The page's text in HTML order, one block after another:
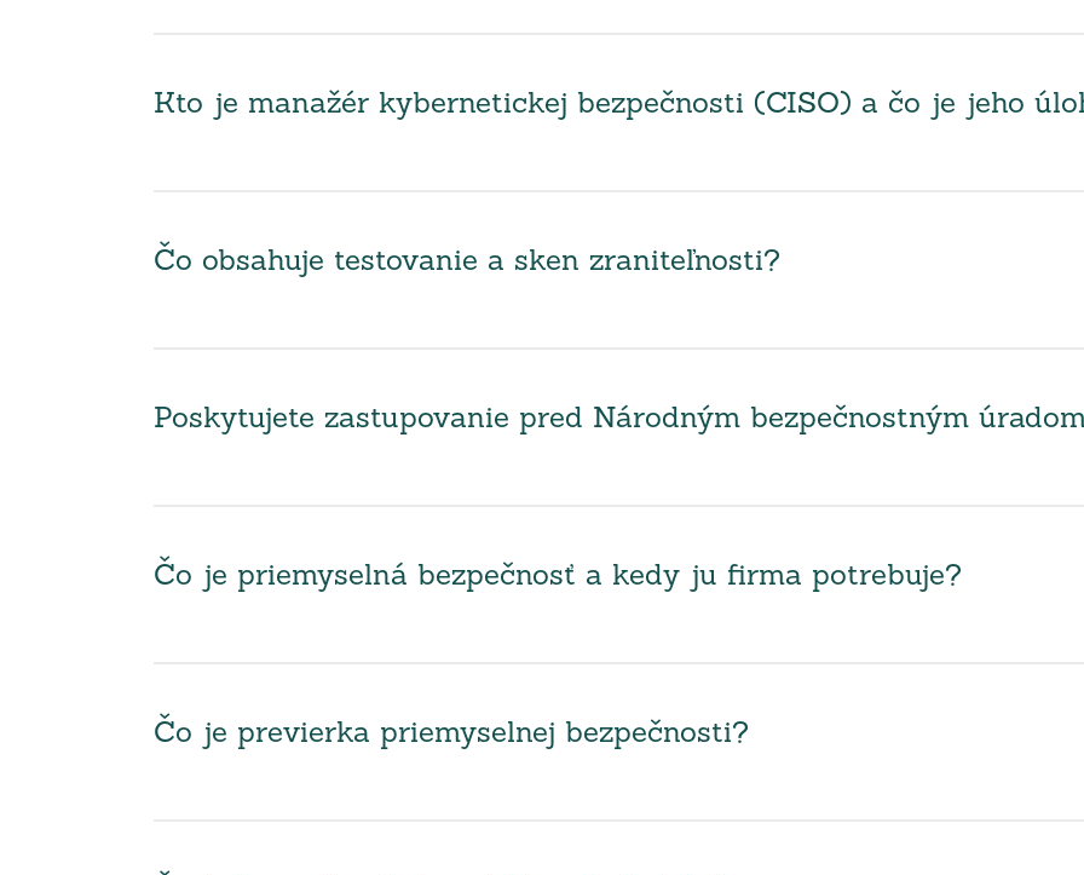
Kto je manažér kybernetickej bezpečnosti (CISO) a čo je jeho
Čo obsahuje testovanie a sken zraniteľnosti?
Poskytujete zastupovanie pred Národným bezpečnostným
Čo je priemyselná bezpečnosť a kedy ju firma potrebuje?
Čo je previerka priemyselnej bezpečnosti?